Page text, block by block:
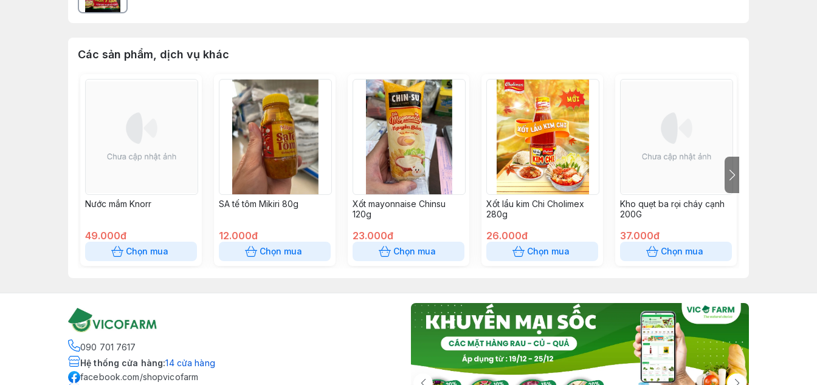
Các sản phẩm, dịch vụ khác
Nước mắm Knorr
49.000đ
Chọn mua
SA tế tôm Mikiri 80g
12.000đ
Chọn mua
Xốt mayonnaise Chinsu
120g
23.000đ
Chọn mua
Xốt lẩu kim Chi Cholimex
280g
26.000đ
Chọn mua
Kho quẹt ba rọi cháy cạnh
200G
37.000đ
Chọn mua
090 701 7617
Hệ thống cửa hàng:14 cửa hàng
facebook.com/shopvicofarm